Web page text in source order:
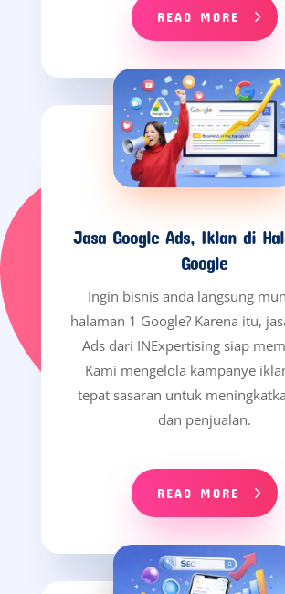
READ MORE
Jasa Google Ads, Iklan di
Google
Ingin bisnis anda langsung
halaman 1 Google? Karena itu,
Ads dari INExpertising siap
Kami mengelola kampanye
tepat sasaran untuk
dan penjualan.
READ MORE